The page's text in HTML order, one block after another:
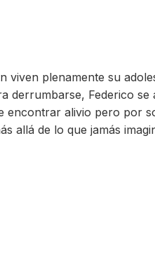
viven plenamente su
derrumbarse, Federico
encontrar alivio pero por
allá de lo que jamás